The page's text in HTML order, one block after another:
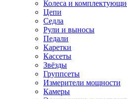
Колеса и
Цепи
Седла
Рули и выносы
Педали
Каретки
Кассеты
Звёзды
Группсеты
Измерители мощности
Камеры